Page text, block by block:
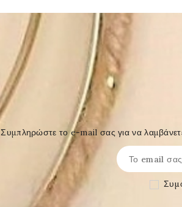
Συμπληρώστε το e-mail σας για να